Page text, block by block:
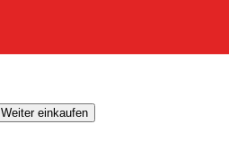
Weiter einkaufen